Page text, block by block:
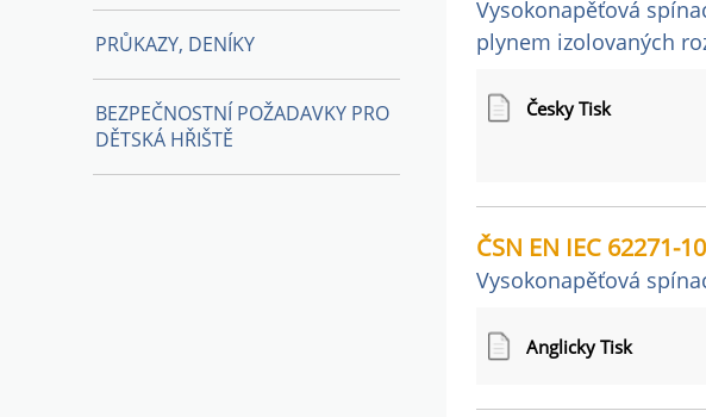
Vysokonapěťová
plynem izolovaných
Česky Tisk
ČSN EN IEC 62271-
Vysokonapěťová
Anglicky Tisk
PRŮKAZY, DENÍKY
BEZPEČNOSTNÍ POŽADAVKY PRO
DĚTSKÁ HŘIŠTĚ